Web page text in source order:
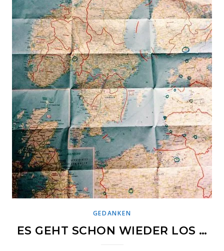
GEDANKEN
ES GEHT SCHON WIEDER LOS …